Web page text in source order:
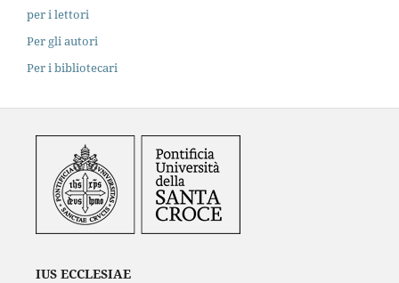
per i lettori
Per gli autori
Per i bibliotecari
IUS ECCLESIAE